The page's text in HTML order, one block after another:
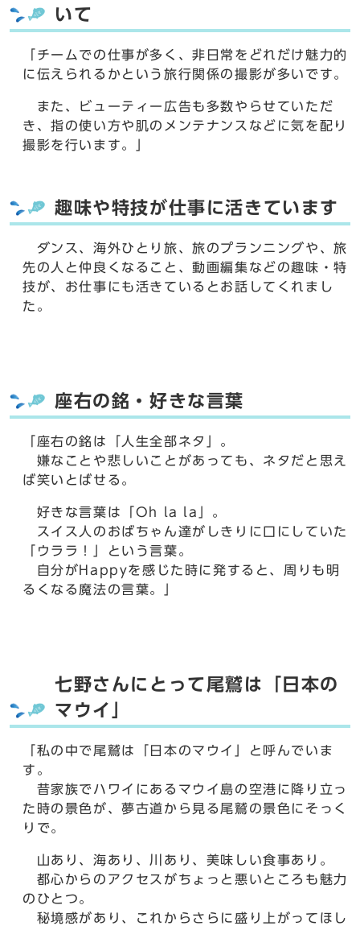
いて
「チームでの仕事が多く、非日常をどれだけ魅力的
に伝えられるかという旅行関係の撮影が多いです。
また、ビューティー広告も多数やらせていただ
き、指の使い方や肌のメンテナンスなどに気を配り
撮影を行います。」
趣味や特技が仕事に活きています
ダンス、海外ひとり旅、旅のプランニングや、旅
先の人と仲良くなること、動画編集などの趣味・特
技が、お仕事にも活きているとお話してくれまし
た。
座右の銘・好きな言葉
「座右の銘は「人生全部ネタ」。
嫌なことや悲しいことがあっても、ネタだと思え
ば笑いとばせる。
好きな言葉は「Oh la la」。
スイス人のおばちゃん達がしきりに口にしていた
「ウララ！」という言葉。
自分がHappyを感じた時に発すると、周りも明
るくなる魔法の言葉。」
七野さんにとって尾鷲は「日本の
マウイ」
「私の中で尾鷲は「日本のマウイ」と呼んでいま
す。
昔家族でハワイにあるマウイ島の空港に降り立っ
た時の景色が、夢古道から見る尾鷲の景色にそっく
りで。
山あり、海あり、川あり、美味しい食事あり。
都心からのアクセスがちょっと悪いところも魅力
のひとつ。
秘境感があり、これからさらに盛り上がってほし